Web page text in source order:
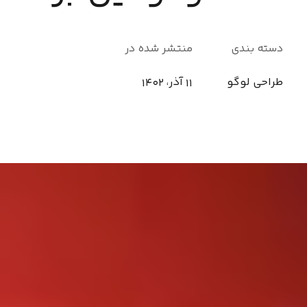
دسته بندی
طراحی لوگو
منتشر شده در
11 آذر، 1402